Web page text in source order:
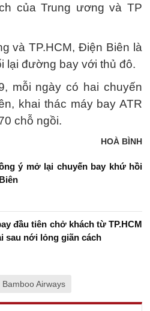
của Trung ương và TP
và TP.HCM, Điện Biên là
lại đường bay với thủ đô.
mỗi ngày có hai chuyến
khai thác máy bay ATR
chỗ ngồi.
HOÀ BÌNH
ý mở lại chuyến bay khứ hồi
đầu tiên chở khách từ TP.HCM
sau nới lỏng giãn cách
Bamboo Airways